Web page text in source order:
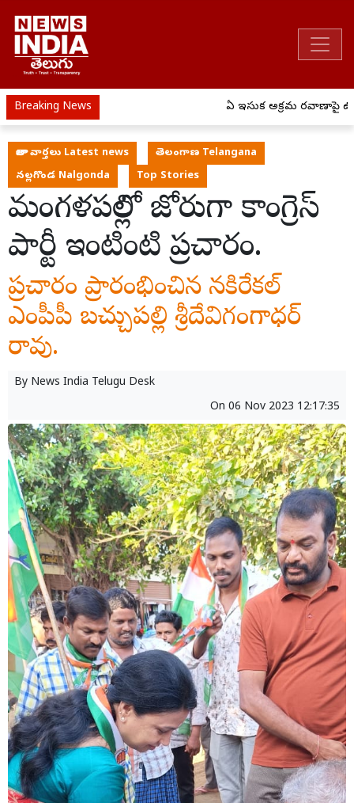
Breaking News ఏపీ ఇసుక అక్రమ రవాణాపై
తాజా వార్తలు Latest news
తెలంగాణ Telangana
నల్లగొండ Nalgonda
Top Stories
మంగళపల్లిలో జోరుగా కాంగ్రెస్
పార్టీ ఇంటింటి ప్రచారం.
ప్రచారం ప్రారంభించిన నకిరేకల్
ఎంపీపీ బచ్చుపల్లి శ్రీదేవిగంగాధర్
రావు.
By News India Telugu Desk
On 06 Nov 2023 12:17:35